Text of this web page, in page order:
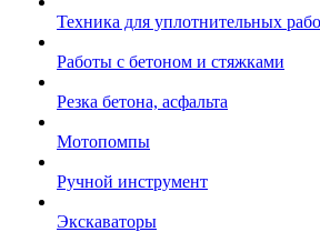
Техника для уплотнительных
Работы с бетоном и стяжками
Резка бетона, асфальта
Мотопомпы
Ручной инструмент
Экскаваторы